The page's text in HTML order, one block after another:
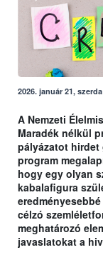
2026. január 21, szerda
A Nemzeti
Maradék nélkül
pályázatot hirdet
program
hogy egy olyan
kabalafigura
célzó
meghatározó
javaslatokat a